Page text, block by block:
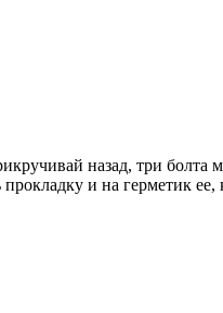
назад, три болта
и на герметик